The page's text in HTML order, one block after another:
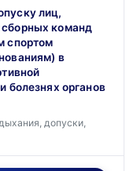
лиц,
команд
спортом
в
болезнях органов
допуски,